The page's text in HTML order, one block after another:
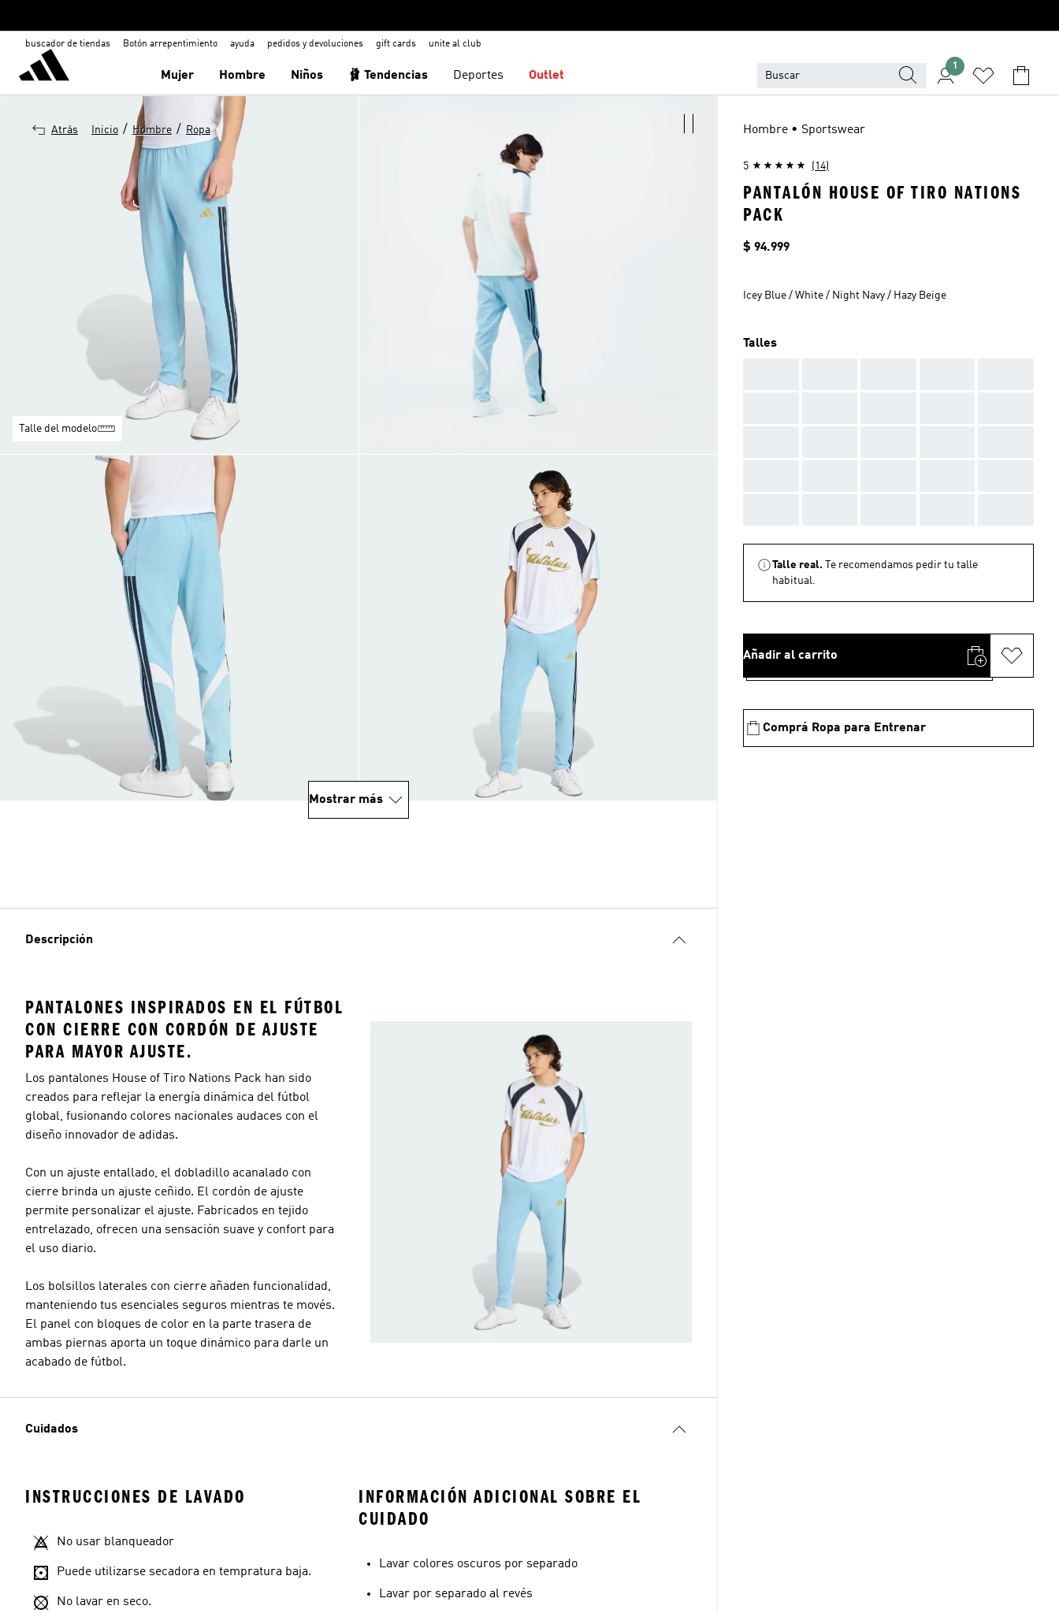
buscador de tiendas Botón arrepentimiento ayuda pedidos y devoluciones gift cards unite al club
Mujer Hombre Niños 🩰 Tendencias Deportes Outlet
1
Atrás Inicio / Hombre / Ropa
Talle del modelo
Mostrar más
Descripción
PANTALONES INSPIRADOS EN EL FÚTBOL
CON CIERRE CON CORDÓN DE AJUSTE
PARA MAYOR AJUSTE.
Los pantalones House of Tiro Nations Pack han sido
creados para reflejar la energía dinámica del fútbol
global, fusionando colores nacionales audaces con el
diseño innovador de adidas.
Con un ajuste entallado, el dobladillo acanalado con
cierre brinda un ajuste ceñido. El cordón de ajuste
permite personalizar el ajuste. Fabricados en tejido
entrelazado, ofrecen una sensación suave y confort para
el uso diario.
Los bolsillos laterales con cierre añaden funcionalidad,
manteniendo tus esenciales seguros mientras te movés.
El panel con bloques de color en la parte trasera de
ambas piernas aporta un toque dinámico para darle un
acabado de fútbol.
Cuidados
INSTRUCCIONES DE LAVADO
No usar blanqueador
Puede utilizarse secadora en tempratura baja.
No lavar en seco.
INFORMACIÓN ADICIONAL SOBRE EL
CUIDADO
Lavar colores oscuros por separado
Lavar por separado al revés
Hombre • Sportswear
5 (14)
PANTALÓN HOUSE OF TIRO NATIONS
PACK
Precio
$ 94.999
Icey Blue / White / Night Navy / Hazy Beige
Talles
Talle real.
Te recomendamos pedir tu talle
habitual.
Añadir al carrito
Comprá Ropa para Entrenar